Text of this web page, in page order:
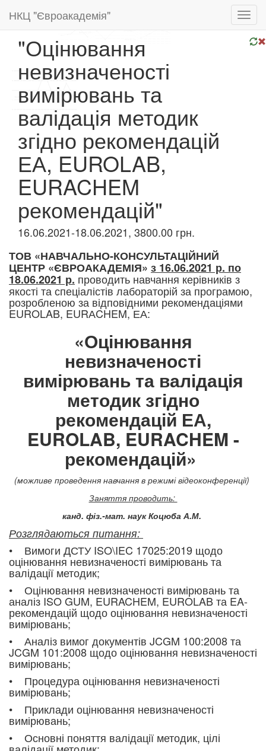
НКЦ "Євроакадемія"
"Оцінювання
невизначеності
вимірювань та
валідація методик
згідно рекомендацій
ЕА, EUROLAB,
EURACHEM
рекомендацій"
16.06.2021-18.06.2021, 3800.00 грн.
ТОВ «НАВЧАЛЬНО-КОНСУЛЬТАЦІЙНИЙ
ЦЕНТР «ЄВРОАКАДЕМІЯ» з 16.06.2021 р. по
18.06.2021 р. проводить навчання керівників з
якості та спеціалістів лабораторій за програмою,
розробленою за відповідними рекомендаціями
EUROLAB, EURАCHEM, ЕА:
«Оцінювання
невизначеності
вимірювань та валідація
методик згідно
рекомендацій ЕА,
EUROLAB, EURACHEM -
рекомендацій»
(можливе проведення навчання в режимі відеоконференції)
Заняття проводить:
канд. фіз.-мат. наук Коцюба А.М.
Розглядаються питання:
• Вимоги ДСТУ ISO\IEC 17025:2019 щодо
оцінювання невизначеності вимірювань та
валідації методик;
• Оцінювання невизначеності вимірювань та
аналіз ISO GUM, EURACHEM, EUROLAB та EA-
рекомендацій щодо оцінювання невизначеності
вимірювань;
• Аналіз вимог документів JCGM 100:2008 та
JCGM 101:2008 щодо оцінювання невизначеності
вимірювань;
• Процедура оцінювання невизначеності
вимірювань;
• Приклади оцінювання невизначеності
вимірювань;
• Основні поняття валідації методик, цілі